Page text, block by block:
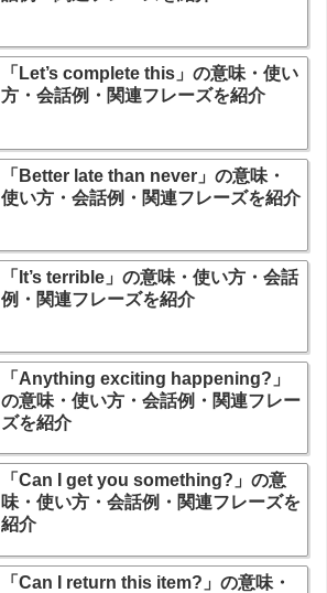
「Let’s complete this」の意味・使い
方・会話例・関連フレーズを紹介
「Better late than never」の意味・
使い方・会話例・関連フレーズを紹介
「It’s terrible」の意味・使い方・会話
例・関連フレーズを紹介
「Anything exciting happening?」
の意味・使い方・会話例・関連フレー
ズを紹介
「Can I get you something?」の意
味・使い方・会話例・関連フレーズを
紹介
「Can I return this item?」の意味・